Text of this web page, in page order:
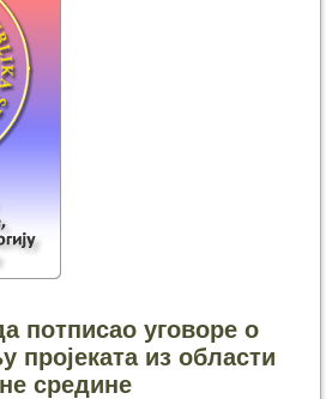
потписао уговоре о
пројеката из области
средине